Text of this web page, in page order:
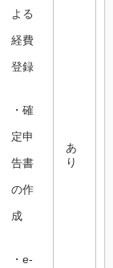
よる
経費
登録
・確
定申
告書
の作
成
・e-
あ
り